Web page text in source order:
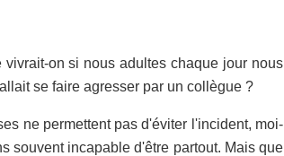
on si nous adultes chaque jour nous
se faire agresser par un collègue ?
ne permettent pas d'éviter l'incident, moi-
souvent incapable d'être partout. Mais que